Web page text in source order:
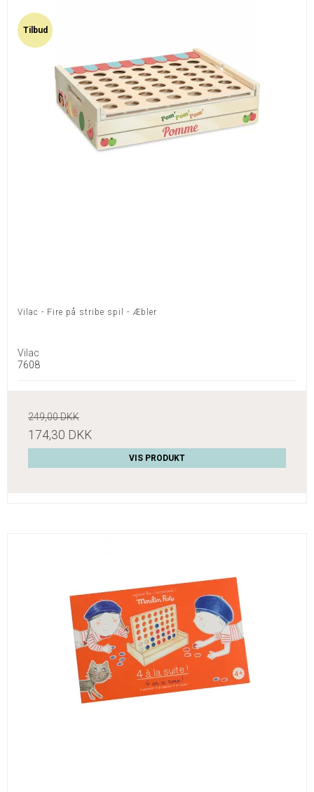
Tilbud
Vilac - Fire på stribe spil - Æbler
Vilac
7608
249,00 DKK
174,30 DKK
VIS PRODUKT